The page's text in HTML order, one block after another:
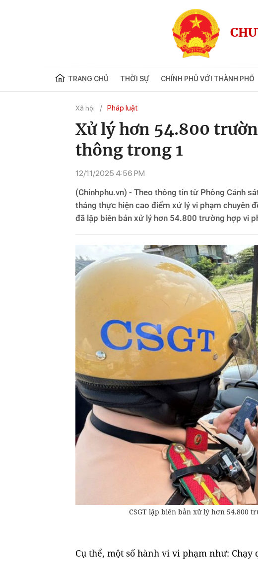
TRANG CHỦ THỜI SỰ CHÍNH PHỦ VỚI THÀNH PHỐ
Xã hội Pháp luật
Xử lý hơn 54.800
thông trong 1
12/11/2025 4:56 PM
(Chinhphu.vn) - Theo thông tin từ Phòng Cảnh
tháng thực hiện cao điểm xử lý vi phạm chuyên
đã lập biên bản xử lý hơn 54.800 trường hợp vi
CSGT lập biên bản xử lý hơn 54.800
Cụ thể, một số hành vi vi phạm như: